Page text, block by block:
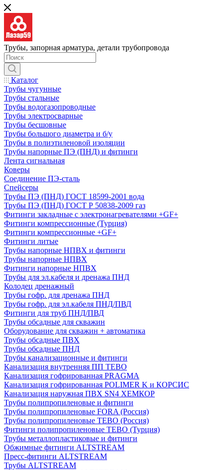
Трубы, запорная арматура, детали трубопровода
Каталог
Трубы чугунные
Трубы стальные
Трубы водогазопроводные
Трубы электросварные
Трубы бесшовные
Трубы большого диаметра и б/у
Трубы в полиэтиленовой изоляции
Трубы напорные ПЭ (ПНД) и фитинги
Лента сигнальная
Коверы
Соединение ПЭ-сталь
Спейсеры
Трубы ПЭ (ПНД) ГОСТ 18599-2001 вода
Трубы ПЭ (ПНД) ГОСТ Р 50838-2009 газ
Фитинги закладные с электронагревателями +GF+
Фитинги компрессионные (Турция)
Фитинги компрессионные +GF+
Фитинги литые
Трубы напорные НПВХ и фитинги
Трубы напорные НПВХ
Фитинги напорные НПВХ
Трубы для эл.кабеля и дренажа ПНД
Колодец дренажный
Трубы гофр. для дренажа ПНД
Трубы гофр. для эл.кабеля ПНД/ПВД
Фитинги для труб ПНД/ПВД
Трубы обсадные для скважин
Оборудование для скважин + автоматика
Трубы обсадные ПВХ
Трубы обсадные ПНД
Трубы канализационные и фитинги
Канализация внутренняя ПП TEBO
Канализация гофрированная PRAGMA
Канализация гофрированная POLIMER K и КОРСИС
Канализация наружная ПВХ SN4 ХЕМКОР
Трубы полипропиленовые и фитинги
Трубы полипропиленовые FORA (Россия)
Трубы полипропиленовые TEBO (Россия)
Фитинги полипропиленовые TEBO (Турция)
Трубы металлопластиковые и фитинги
Обжимные фитинги ALTSTREAM
Пресс-фитинги ALTSTREAM
Трубы ALTSTREAM